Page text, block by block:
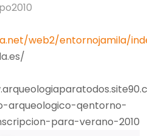
web2/entornojamila/
arqueologico-qentorno-
para-verano-2010